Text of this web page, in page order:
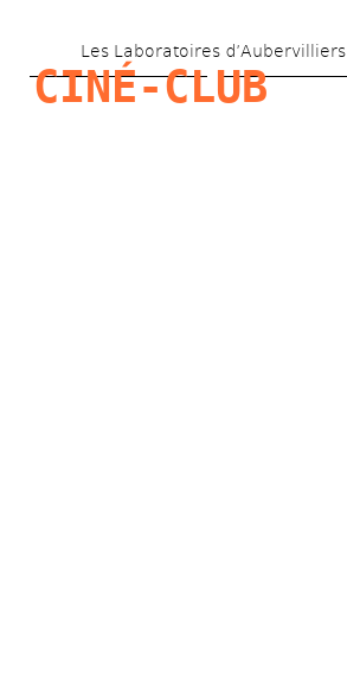
to
main
Les Laboratoires d’Aubervilliers
CINÉ-CLUB